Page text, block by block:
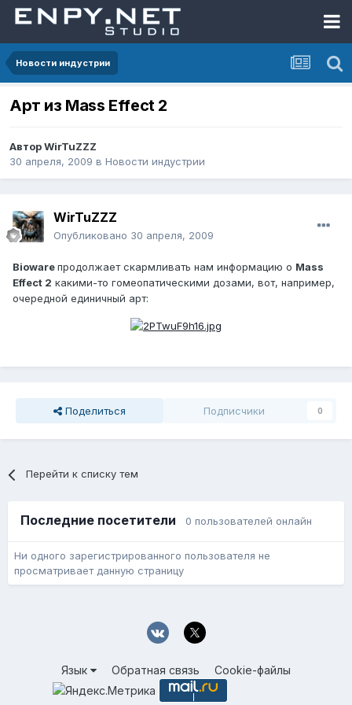
Новости индустрии
Арт из Mass Effect 2
АвторWirTuZZZ
30 апреля, 2009 в Новости индустрии
WirTuZZZ
Опубликовано 30 апреля, 2009
Biowareпродолжает скармливать нам информацию о Mass
Effect 2 какими-то гомеопатическими дозами, вот, например,
очередной единичный арт:
Поделиться Подписчики 0
Перейти к списку тем
Последние посетители 0 пользователей онлайн
Ни одного зарегистрированного пользователя не
просматривает данную страницу
Язык Обратная связь Cookie-файлы